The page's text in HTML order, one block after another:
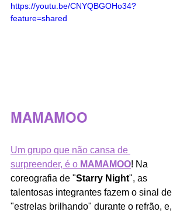
https://youtu.be/CNYQBGOHo34?
feature=shared
MAMAMOO
Um grupo que não cansa de
surpreender, é o MAMAMOO! Na
coreografia de "Starry Night", as
talentosas integrantes fazem o sinal de
"estrelas brilhando" durante o refrão, e,